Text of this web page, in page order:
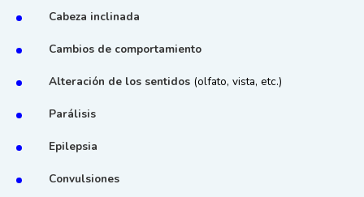
Cabeza inclinada
Cambios de comportamiento
Alteración de los sentidos (olfato, vista, etc.)
Parálisis
Epilepsia
Convulsiones